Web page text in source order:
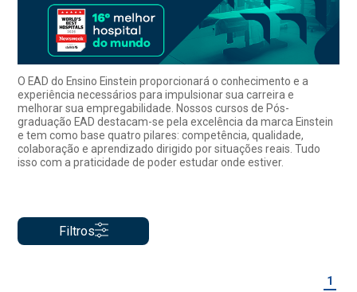
O EAD do Ensino Einstein proporcionará o conhecimento e a
experiência necessários para impulsionar sua carreira e
melhorar sua empregabilidade. Nossos cursos de Pós-
graduação EAD destacam-se pela excelência da marca Einstein
e tem como base quatro pilares: competência, qualidade,
colaboração e aprendizado dirigido por situações reais. Tudo
isso com a praticidade de poder estudar onde estiver.
Filtros
1